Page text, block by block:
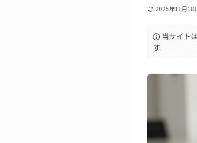
2025年11月18
当サイト
す.